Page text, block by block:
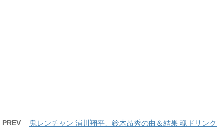
PREV
鬼レンチャン 浦川翔平、鈴木昂秀の曲＆結果 魂ドリンク